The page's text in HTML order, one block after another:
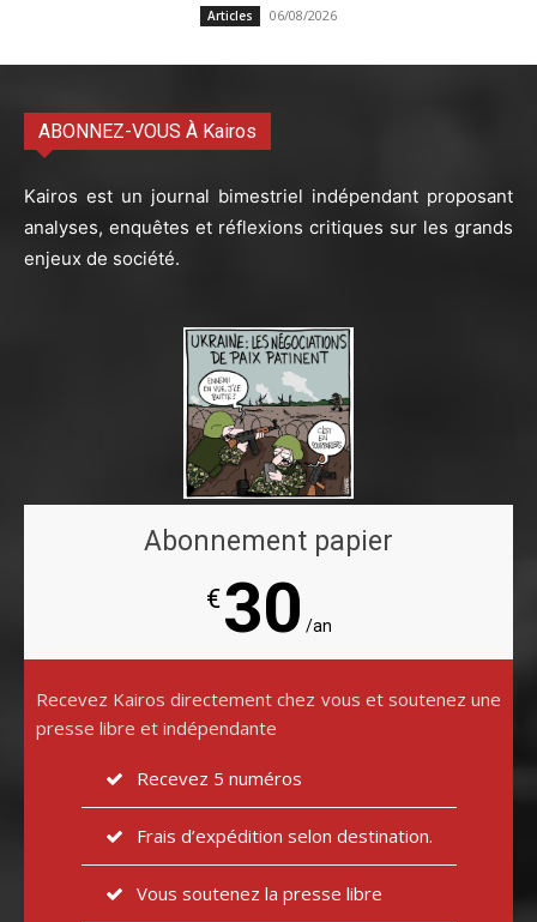
Articles 06/08/2026
ABONNEZ-VOUS À Kairos
Kairos est un journal bimestriel indépendant proposant
analyses, enquêtes et réflexions critiques sur les grands
enjeux de société.
Abonnement papier
€30 /an
Recevez Kairos directement chez vous et soutenez une
presse libre et indépendante
Recevez 5 numéros
Frais d’expédition selon destination.
Vous soutenez la presse libre